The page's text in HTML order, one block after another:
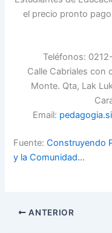
el precio pronto
Teléfonos:
Calle Cabriales con
Monte. Qta, Lak
Email:
Fuente:Construyendo
y la Comunidad…
ANTERIOR